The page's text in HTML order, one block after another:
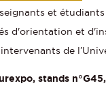
et étudiants
d'orientation et
de
stands